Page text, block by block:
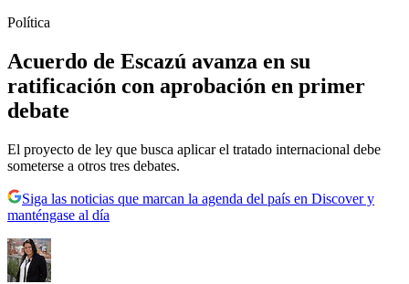
Política
Acuerdo de Escazú avanza en su
ratificación con aprobación en primer
debate
El proyecto de ley que busca aplicar el tratado internacional debe
someterse a otros tres debates.
Siga las noticias que marcan la agenda del país en Discover y
manténgase al día